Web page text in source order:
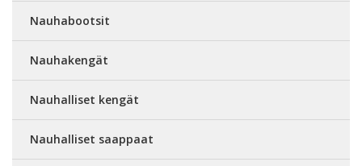
Nauhabootsit
Nauhakengät
Nauhalliset kengät
Nauhalliset saappaat